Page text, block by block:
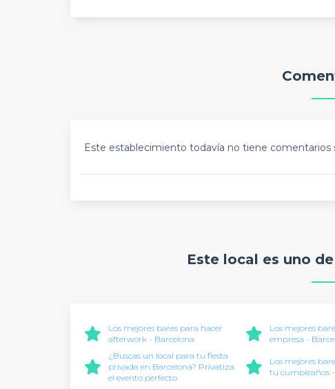
Este establecimiento todavía no tiene comentarios
Este local es uno
Los mejores bares para hacer
afterwork - Barcelona
Los mejores
empresa -
¿Buscas un local para tu fiesta
privada en Barcelona? Privatiza
el evento perfecto
Los mejores
tu cumpleaños